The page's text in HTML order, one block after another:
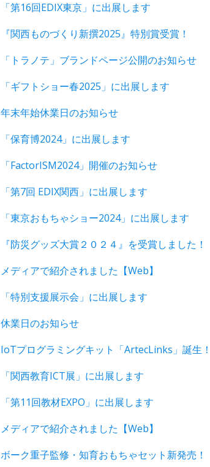
「第16回EDIX東京」に出展します
『関西ものづくり新撰2025』特別賞受賞！
「トラノテ」ブランドページ公開のお知らせ
「ギフトショー春2025」に出展します
年末年始休業日のお知らせ
「保育博2024」に出展します
「FactorISM2024」開催のお知らせ
「第7回 EDIX関西」に出展します
「東京おもちゃショー2024」に出展します
『防災グッズ大賞２０２４』を受賞しました！
メディアで紹介されました【Web】
「特別支援展示会」に出展します
休業日のお知らせ
IoTプログラミングキット「ArtecLinks」誕生！
「関西教育ICT展」に出展します
「第11回教材EXPO」に出展します
メディアで紹介されました【Web】
ボーク重子監修・知育おもちゃセット新発売！